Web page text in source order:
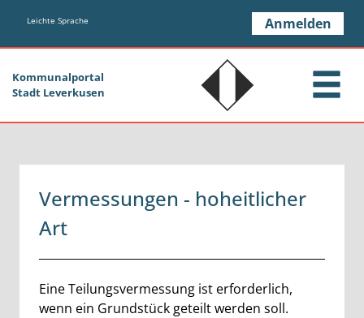
Zum Hauptinhalt springen
Leichte Sprache Anmelden
Kommunalportal
Stadt Leverkusen
Vermessungen - hoheitlicher
Art
Beschreibung
Eine Teilungsvermessung ist erforderlich,
wenn ein Grundstück geteilt werden soll.